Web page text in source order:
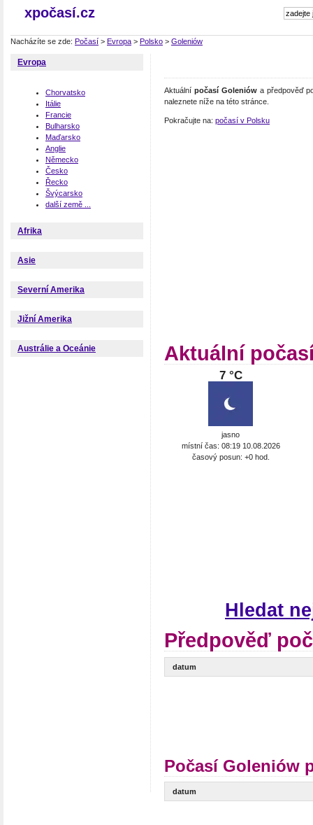
xpočasí.cz
Nacházíte se zde: Počasí > Evropa > Polsko > Goleniów
Evropa
Chorvatsko
Itálie
Francie
Bulharsko
Maďarsko
Anglie
Německo
Česko
Řecko
Švýcarsko
další země ...
Afrika
Asie
Severní Amerika
Jižní Amerika
Austrálie a Oceánie
Aktuální počasí Goleniówa předpověď
naleznete níže na této stránce.
Pokračujte na: počasí v Polsku
Aktuální
7 °C
jasno
místní čas: 08:19 10.08.2026
časový posun: +0 hod.
Hledat
Předpověď
datum
Počasí Goleniów
datum